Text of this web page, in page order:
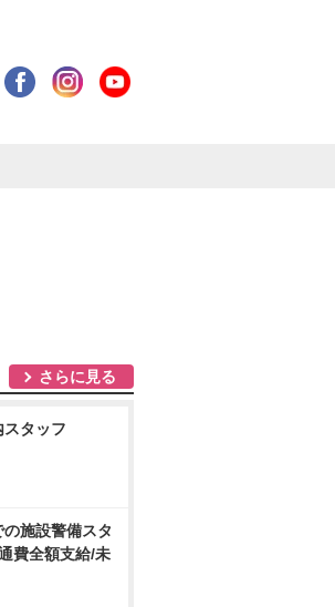
さらに見る
タッフ
施設警備スタ
費全額支給/未